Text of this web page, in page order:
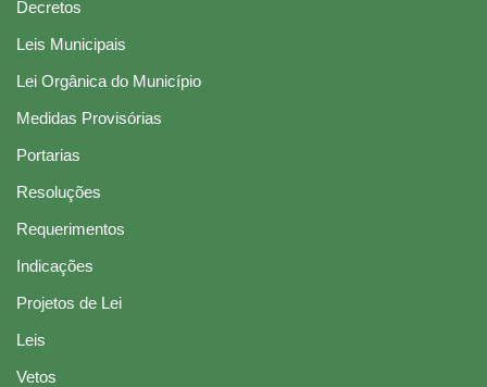
Decretos
Leis Municipais
Lei Orgânica do Município
Medidas Provisórias
Portarias
Resoluções
Requerimentos
Indicações
Projetos de Lei
Leis
Vetos